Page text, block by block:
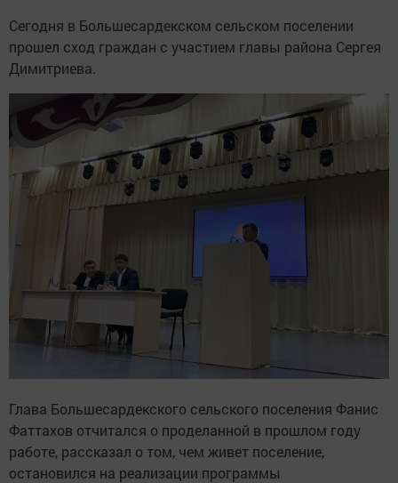
Сегодня в Большесардекском сельском поселении
прошел сход граждан с участием главы района Сергея
Димитриева.
Глава Большесардекского сельского поселения Фанис
Фаттахов отчитался о проделанной в прошлом году
работе, рассказал о том, чем живет поселение,
остановился на реализации программы